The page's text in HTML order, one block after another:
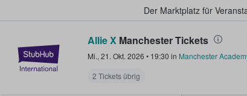
Der Marktplatz für
StubHub - Wo Fans Tickets
Allie X Manchester Tickets
Mi., 21. Okt. 2026 • 19:30 in Manchester
2 Tickets übrig